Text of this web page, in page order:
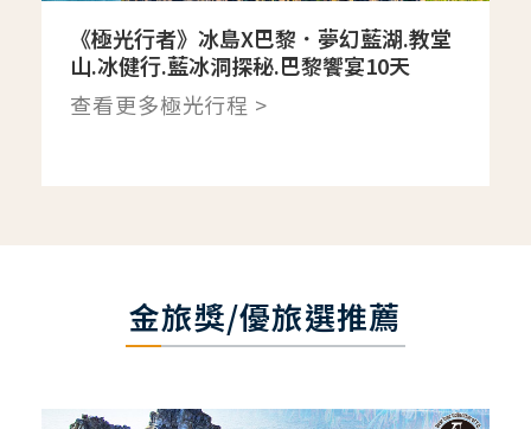
《極光行者》冰島X巴黎．夢幻藍湖.教堂
山.冰健行.藍冰洞探秘.巴黎饗宴10天
查看更多極光行程 >
金旅獎/優旅選推薦